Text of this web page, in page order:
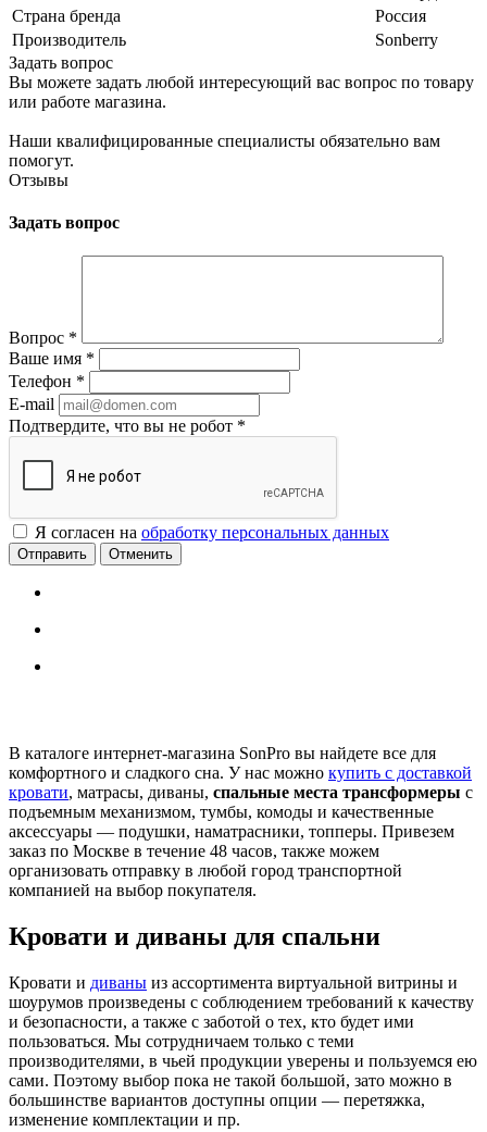
Страна бренда
Россия
Производитель
Sonberry
Задать вопрос
Вы можете задать любой интересующий вас вопрос по товару
или работе магазина.
Наши квалифицированные специалисты обязательно вам
помогут.
Отзывы
Задать вопрос
Вопрос *
Ваше имя *
Телефон *
E-mail
Подтвердите, что вы не робот *
Я согласен на обработку персональных данных
Отменить
В каталоге интернет-магазина SonPro вы найдете все для
комфортного и сладкого сна. У нас можно купить с доставкой
кровати, матрасы, диваны, спальные места трансформеры с
подъемным механизмом, тумбы, комоды и качественные
аксессуары — подушки, наматрасники, топперы. Привезем
заказ по Москве в течение 48 часов, также можем
организовать отправку в любой город транспортной
компанией на выбор покупателя.
Кровати и диваны для спальни
Кровати и диваны из ассортимента виртуальной витрины и
шоурумов произведены с соблюдением требований к качеству
и безопасности, а также с заботой о тех, кто будет ими
пользоваться. Мы сотрудничаем только с теми
производителями, в чьей продукции уверены и пользуемся ею
сами. Поэтому выбор пока не такой большой, зато можно в
большинстве вариантов доступны опции — перетяжка,
изменение комплектации и пр.